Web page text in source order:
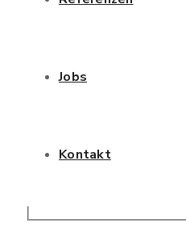
Jobs
Kontakt
Projekt-Beschreibung